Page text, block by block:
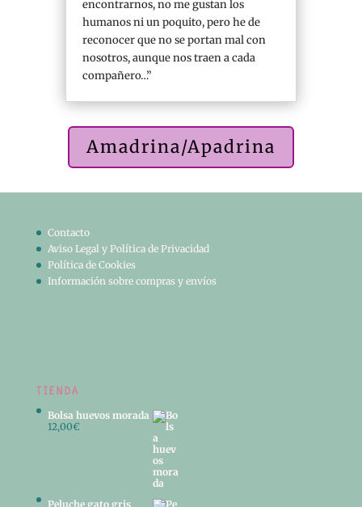
encontrarnos, no me gustan los
humanos ni un poquito, pero he de
reconocer que no se portan mal con
nosotros, aunque nos traen a cada
compañero…”
Amadrina/Apadrina
Contacto
Aviso Legal y Política de Privacidad
Política de Cookies
Información sobre compras y envíos
TIENDA
Bolsa huevos morada
12,00€
Peluche gato gris